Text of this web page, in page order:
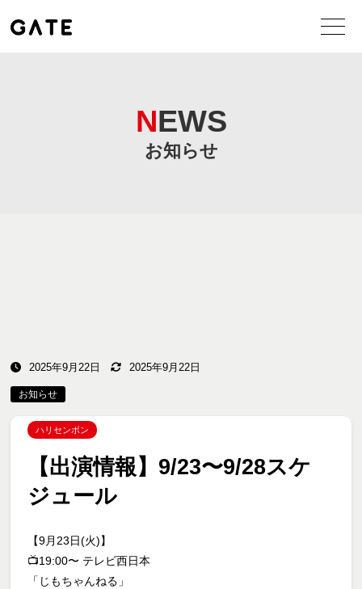
NEWS
お知らせ
2025年9月22日 2025年9月22日
お知らせ
ハリセンボン
【出演情報】9/23〜9/28スケ
ジュール
【9月23日(火)】
📺19:00〜 テレビ西日本
「じもちゃんねる」